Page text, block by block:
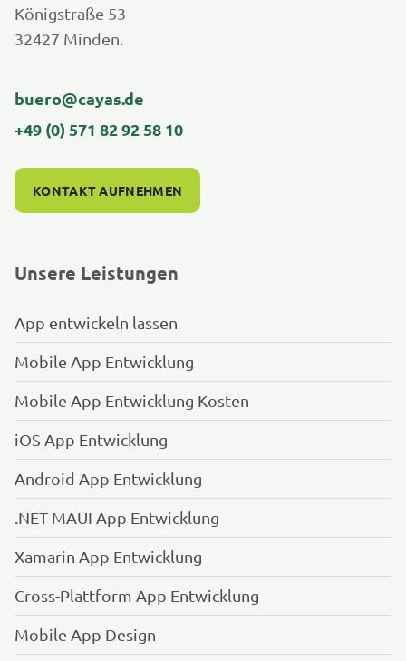
Königstraße 53
32427 Minden.
buero@cayas.de
+49 (0) 571 82 92 58 10
KONTAKT AUFNEHMEN
Unsere Leistungen
App entwickeln lassen
Mobile App Entwicklung
Mobile App Entwicklung Kosten
iOS App Entwicklung
Android App Entwicklung
.NET MAUI App Entwicklung
Xamarin App Entwicklung
Cross-Plattform App Entwicklung
Mobile App Design